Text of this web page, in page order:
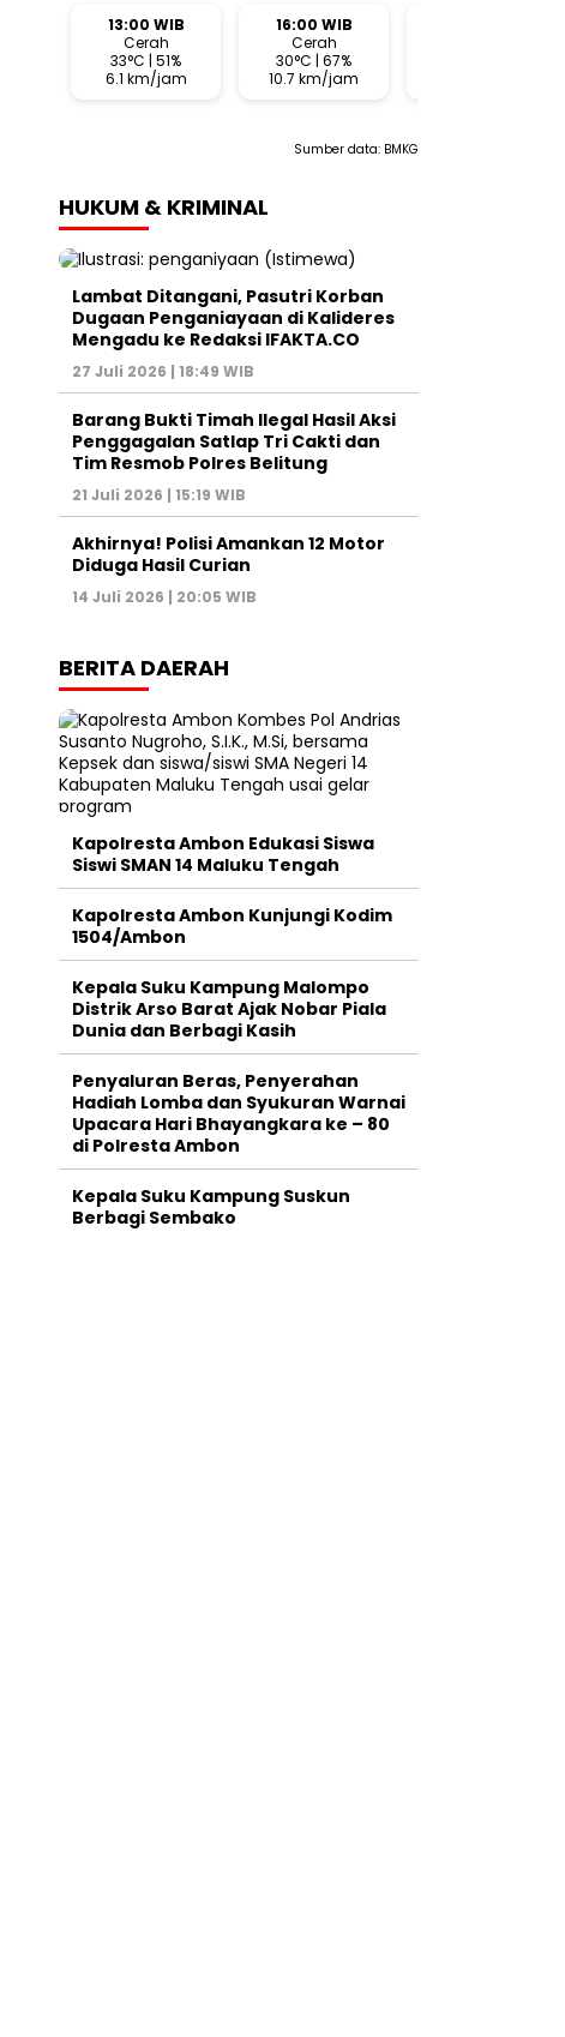
13:00 WIB
Cerah
33°C | 51%
6.1 km/jam
16:00 WIB
Cerah
30°C | 67%
10.7 km/jam
Sumber data: BMKG
HUKUM & KRIMINAL
Lambat Ditangani, Pasutri Korban
Dugaan Penganiayaan di Kalideres
Mengadu ke Redaksi IFAKTA.CO
27 Juli 2026 | 18:49 WIB
Barang Bukti Timah Ilegal Hasil Aksi
Penggagalan Satlap Tri Cakti dan
Tim Resmob Polres Belitung
21 Juli 2026 | 15:19 WIB
Akhirnya! Polisi Amankan 12 Motor
Diduga Hasil Curian
14 Juli 2026 | 20:05 WIB
BERITA DAERAH
Kapolresta Ambon Edukasi Siswa
Siswi SMAN 14 Maluku Tengah
Kapolresta Ambon Kunjungi Kodim
1504/Ambon
Kepala Suku Kampung Malompo
Distrik Arso Barat Ajak Nobar Piala
Dunia dan Berbagi Kasih
Penyaluran Beras, Penyerahan
Hadiah Lomba dan Syukuran Warnai
Upacara Hari Bhayangkara ke – 80
di Polresta Ambon
Kepala Suku Kampung Suskun
Berbagi Sembako